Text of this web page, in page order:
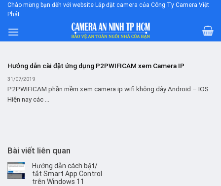
Skip
content
Chào mừng bạn đến với website Lắp đặt camera của Công Ty Camera Việt
Phát
Hướng dẫn cài đặt ứng dụng P2PWIFICAM xem Camera IP
31/07/2019
P2PWIFICAM phần mềm xem camera ip wifi không dây Android – IOS
Hiện nay các ...
Bài viết liên quan
Hướng dẫn cách bật/
tắt Smart App Control
trên Windows 11